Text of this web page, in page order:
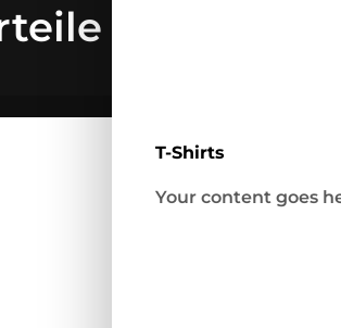
T-Shirts
Your content goes
bei